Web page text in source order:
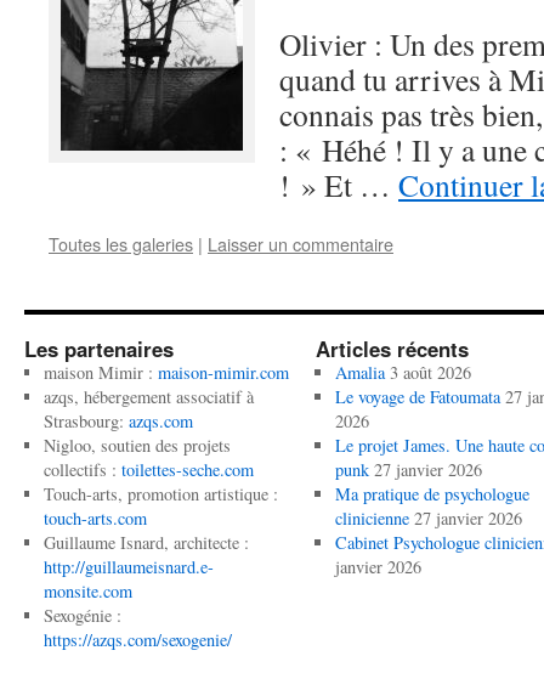
Olivier : Un des
quand tu arrives à
connais pas très
: « Héhé ! Il y a une
! » Et … Continuer
Toutes les galeries | Laisser un commentaire
Les partenaires
maison Mimir : maison-mimir.com
azqs, hébergement associatif à
Strasbourg: azqs.com
Nigloo, soutien des projets
collectifs : toilettes-seche.com
Touch-arts, promotion artistique :
touch-arts.com
Guillaume Isnard, architecte :
http://guillaumeisnard.e-
monsite.com
Sexogénie :
https://azqs.com/sexogenie/
Articles récents
Amalia 3 août 2026
Le voyage de Fatoumata 27
2026
Le projet James. Une haute
punk 27 janvier 2026
Ma pratique de psychologue
clinicienne 27 janvier 2026
Cabinet Psychologue
janvier 2026